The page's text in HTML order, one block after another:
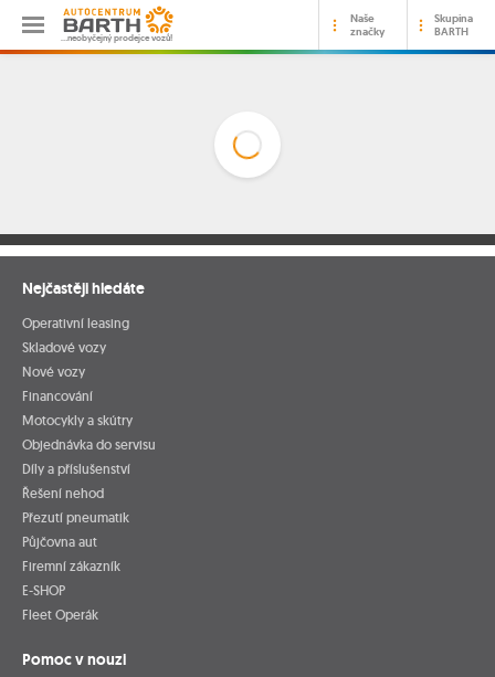
…neobyčejný prodejce vozů!
Naše
značky
Skupina
BARTH
Nejčastěji hledáte
Operativní leasing
Skladové vozy
Nové vozy
Financování
Motocykly a skútry
Objednávka do servisu
Díly a příslušenství
Řešení nehod
Přezutí pneumatik
Půjčovna aut
Firemní zákazník
E-SHOP
Fleet Operák
Pomoc v nouzi